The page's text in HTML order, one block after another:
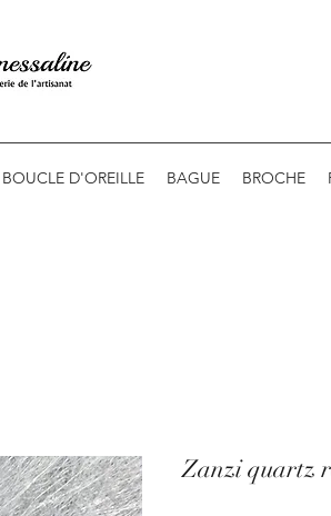
BOUCLE D'OREILLE BAGUE BROCHE
Zanzi quartz